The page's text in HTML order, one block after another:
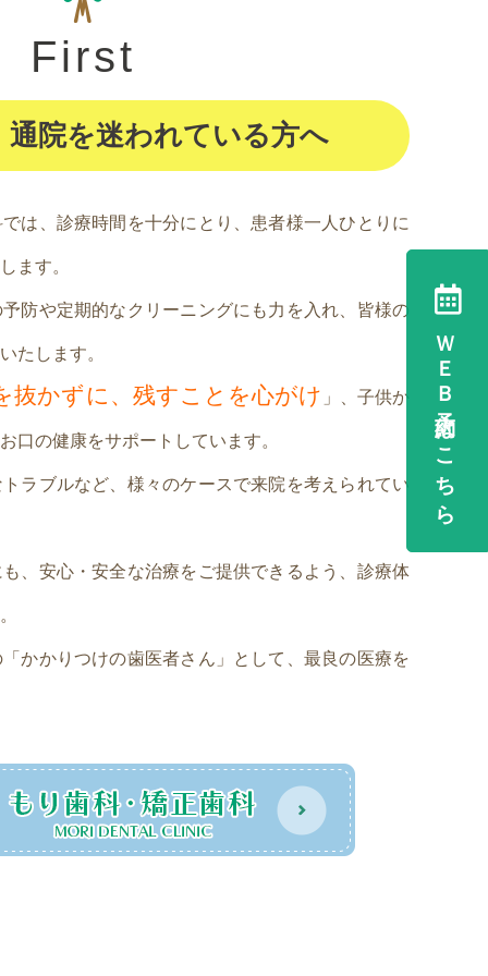
ＷＥＢ予約はこちら
First
通院を迷われている方へ
は、診療時間を十分にとり、患者様一人ひとりに
ます。
防や定期的なクリーニングにも力を入れ、皆様の
たします。
抜かずに、残すことを心がけ 」、子供か
口の健康をサポートしています。
ラブルなど、様々のケースで来院を考えられてい
、安心・安全な治療をご提供できるよう、診療体
かかりつけの歯医者さん」として、最良の医療を